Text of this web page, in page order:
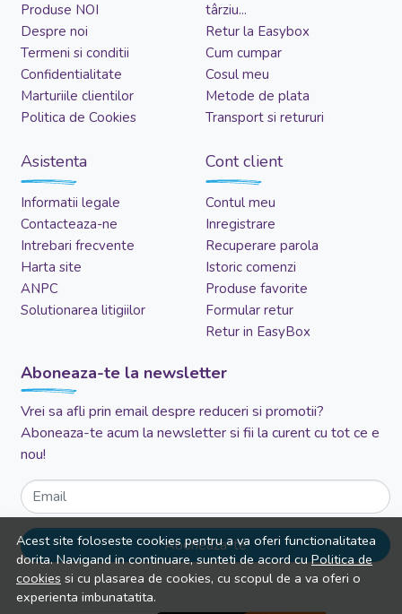
Acest site foloseste cookies pentru a va oferi functionalitatea
dorita. Navigand in continuare, sunteti de acord cuPolitica de
cookies si cu plasarea de cookies, cu scopul de a va oferi o
experienta imbunatatita.
Produse NOI
Despre noi
Termeni si conditii
Confidentialitate
Marturiile clientilor
Politica de Cookies
târziu...
Retur la Easybox
Cum cumpar
Cosul meu
Metode de plata
Transport si retururi
Asistenta
Informatii legale
Contacteaza-ne
Intrebari frecvente
Harta site
ANPC
Solutionarea litigiilor
Cont client
Contul meu
Inregistrare
Recuperare parola
Istoric comenzi
Produse favorite
Formular retur
Retur in EasyBox
Aboneaza-te la newsletter
Vrei sa afli prin email despre reduceri si promotii?
Aboneaza-te acum la newsletter si fii la curent cu tot ce e
nou!
Email
Aboneaza-te